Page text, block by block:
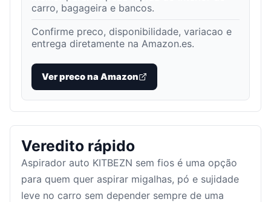
carro, bagageira e bancos.
Confirme preco, disponibilidade, variacao e
entrega diretamente na Amazon.es.
Ver preco na Amazon
Veredito rápido
Aspirador auto KITBEZN sem fios é uma opção
para quem quer aspirar migalhas, pó e sujidade
leve no carro sem depender sempre de uma